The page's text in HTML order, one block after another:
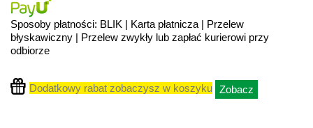
Sposoby płatności: BLIK | Karta płatnicza | Przelew
błyskawiczny | Przelew zwykły lub zapłać kurierowi przy
odbiorze
Dodatkowy rabat zobaczysz w koszyku Zobacz